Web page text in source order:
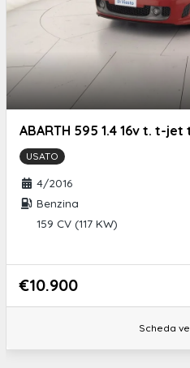
ABARTH 595 1.4 16v t. t-
USATO
4/2016
Benzina
159 CV (117 KW)
€10.900
Scheda